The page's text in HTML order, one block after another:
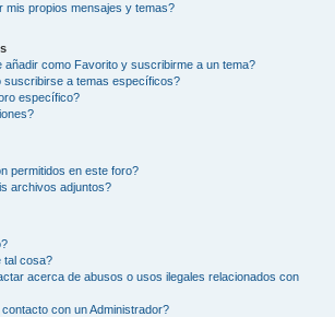
mis propios mensajes y temas?
añadir como Favorito y suscribirme a un tema?
suscribirse a temas específicos?
específico?
permitidos en este foro?
archivos adjuntos?
tal cosa?
acerca de abusos o usos ilegales relacionados con
con un Administrador?